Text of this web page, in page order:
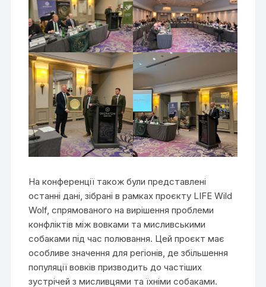
На конференції також були представлені
останні дані, зібрані в рамках проєкту LIFE Wild
Wolf, спрямованого на вирішення проблеми
конфліктів між вовками та мисливськими
собаками під час полювання. Цей проєкт має
особливе значення для регіонів, де збільшення
популяції вовків призводить до частіших
зустрічей з мисливцями та їхніми собаками.